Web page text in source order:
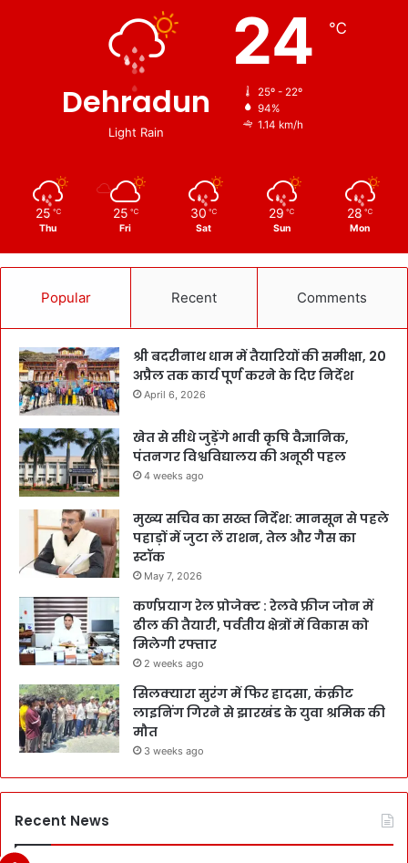
Dehradun
Light Rain
24 ℃
25º - 22º
94%
1.14 km/h
25 ℃
Thu
25 ℃
Fri
30 ℃
Sat
29 ℃
Sun
28 ℃
Mon
Popular Recent Comments
श्री बदरीनाथ धाम में तैयारियों की समीक्षा, 20
अप्रैल तक कार्य पूर्ण करने के दिए निर्देश
April 6, 2026
खेत से सीधे जुड़ेंगे भावी कृषि वैज्ञानिक,
पंतनगर विश्वविद्यालय की अनूठी पहल
4 weeks ago
मुख्य सचिव का सख्त निर्देश: मानसून से पहले
पहाड़ों में जुटा लें राशन, तेल और गैस का
स्टॉक
May 7, 2026
कर्णप्रयाग रेल प्रोजेक्ट : रेलवे फ्रीज जोन में
ढील की तैयारी, पर्वतीय क्षेत्रों में विकास को
मिलेगी रफ्तार
2 weeks ago
सिलक्यारा सुरंग में फिर हादसा, कंक्रीट
लाइनिंग गिरने से झारखंड के युवा श्रमिक की
मौत
3 weeks ago
Recent News